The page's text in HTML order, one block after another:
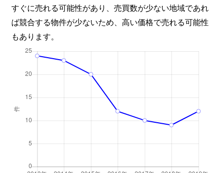
すぐに売れる可能性があり、売買数が少ない地域であれ
ば競合する物件が少ないため、高い価格で売れる可能性
もあります。